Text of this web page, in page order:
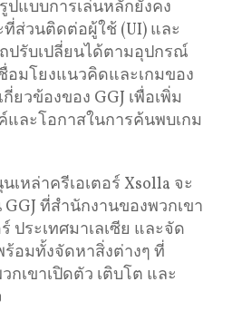
ปแบบการเล่นหลักยังคง
ส่วนติดต่อผู้ใช้ (UI) และ
ปรับเปลี่ยนได้ตามอุปกรณ์
อมโยงแนวคิดและเกมของ
วข้องของ GGJ เพื่อเพิ่ม
และโอกาสในการค้นพบเกม
เหล่าครีเอเตอร์ Xsolla จะ
ที่สำนักงานของพวกเขา
ประเทศมาเลเซีย และจัด
ร้อมทั้งจัดหาสิ่งต่างๆ ที่
กเขาเปิดตัว เติบโต และ